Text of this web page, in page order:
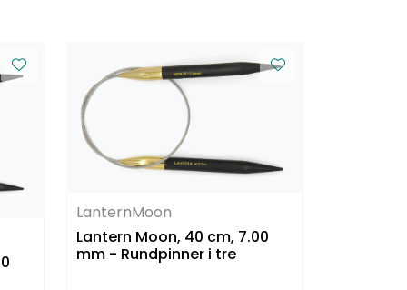
LanternMoon
Lantern Moon, 40 cm, 7.00
mm - Rundpinner i tre